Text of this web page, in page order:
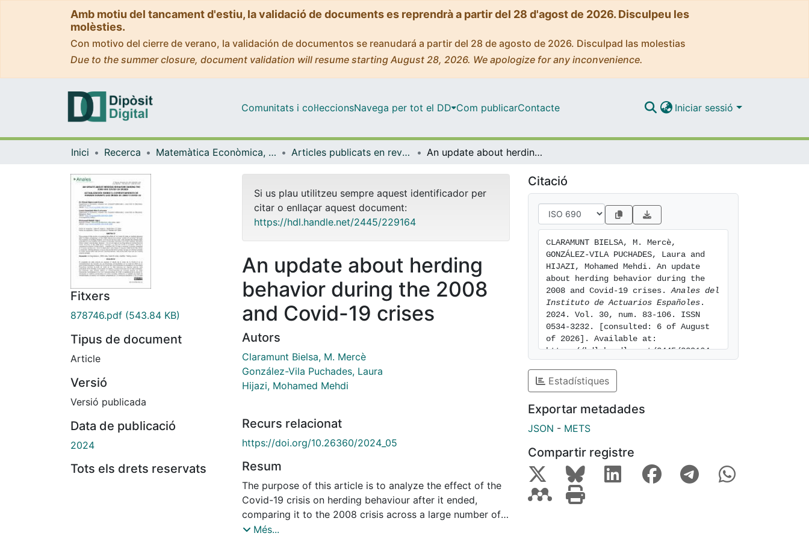
Amb motiu del tancament d'estiu, la validació de documents es reprendrà a partir del 28 d'agost de 2026. Disculpeu les
molèsties.
Con motivo del cierre de verano, la validación de documentos se reanudará a partir del 28 de agosto de 2026. Disculpad las molestias
Due to the summer closure, document validation will resume starting August 28, 2026. We apologize for any inconvenience.
Comunitats i col·leccionsNavega per tot el DD Com publicarContacte Iniciar sessió
Inici Recerca Matemàtica Econòmica, Financera i Actuarial Articles publicats en revistes (Matemàtica Econòmica, Financera i Actuarial) An update about herding behavior during the 2008 and Covid-19 crises
Fitxers
878746.pdf (543.84 KB)
Tipus de document
Article
Versió
Versió publicada
Data de publicació
2024
Tots els drets reservats
Si us plau utilitzeu sempre aquest identificador per
citar o enllaçar aquest document:
https://hdl.handle.net/2445/229164
An update about herding
behavior during the 2008
and Covid-19 crises
Autors
Claramunt Bielsa, M. Mercè
González-Vila Puchades, Laura
Hijazi, Mohamed Mehdi
Recurs relacionat
https://doi.org/10.26360/2024_05
Resum
The purpose of this article is to analyze the effect of the
Covid-19 crisis on herding behaviour after it ended,
comparing it to the 2008 crisis across a large number of
countries. Although the existence of herding behavior in
Més...
Citació
CLARAMUNT BIELSA, M. Mercè,
GONZÁLEZ-VILA PUCHADES, Laura and
HIJAZI, Mohamed Mehdi. An update
about herding behavior during the
2008 and Covid-19 crises. Anales del
Instituto de Actuarios Españoles .
2024. Vol. 30, num. 83-106. ISSN
0534-3232. [consulted: 6 of August
of 2026]. Available at:
https://hdl.handle.net/2445/229164
Estadístiques
Exportar metadades
JSON - METS
Compartir registre